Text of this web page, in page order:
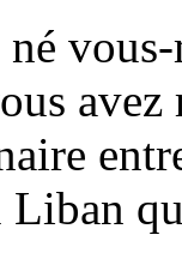
né